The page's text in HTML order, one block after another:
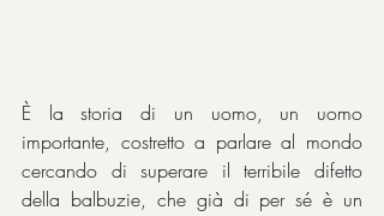
È la storia di un uomo, un uomo
importante, costretto a parlare al mondo
cercando di superare il terribile difetto
della balbuzie, che già di per sé è un